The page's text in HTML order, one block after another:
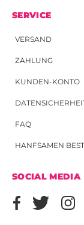
SERVICE
VERSAND
ZAHLUNG
KUNDEN-KONTO
FAQ
HANFSAMEN
SOCIAL MEDIA